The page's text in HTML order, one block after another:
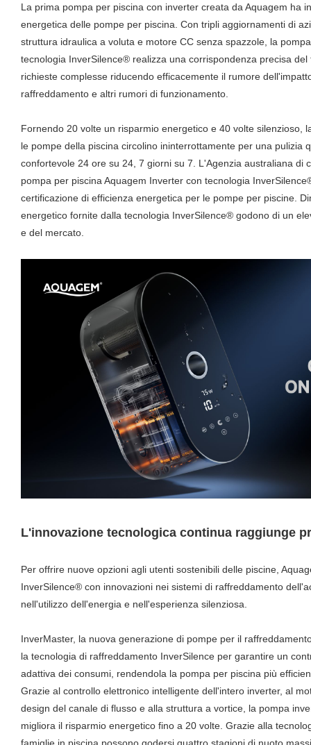
La prima pompa per piscina con inverter creata da Aquagem ha
energetica delle pompe per piscina. Con tripli aggiornamenti di
struttura idraulica a voluta e motore CC senza spazzole, la
tecnologia InverSilence® realizza una corrispondenza precisa
richieste complesse riducendo efficacemente il rumore
raffreddamento e altri rumori di funzionamento.
Fornendo 20 volte un risparmio energetico e 40 volte silenzioso,
le pompe della piscina circolino ininterrottamente per una pulizia
confortevole 24 ore su 24, 7 giorni su 7. L'Agenzia australiana di
pompa per piscina Aquagem Inverter con tecnologia
certificazione di efficienza energetica per le pompe per piscine.
energetico fornite dalla tecnologia InverSilence® godono di un
e del mercato.
L'innovazione tecnologica continua raggiunge
Per offrire nuove opzioni agli utenti sostenibili delle piscine,
InverSilence® con innovazioni nei sistemi di raffreddamento
nell'utilizzo dell'energia e nell'esperienza silenziosa.
InverMaster, la nuova generazione di pompe per il
la tecnologia di raffreddamento InverSilence per garantire un
adattiva dei consumi, rendendola la pompa per piscina più
Grazie al controllo elettronico intelligente dell'intero inverter, al
design del canale di flusso e alla struttura a vortice, la pompa
migliora il risparmio energetico fino a 20 volte. Grazie alla